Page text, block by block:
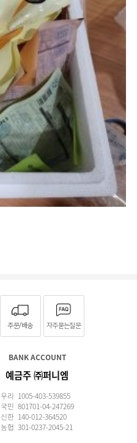
주문/배송 자주묻는질문
BANK ACCOUNT
예금주 ㈜퍼니엠
우리 1005-403-539855
국민 801701-04-247269
신한 140-012-364520
농협 301-0237-2045-21